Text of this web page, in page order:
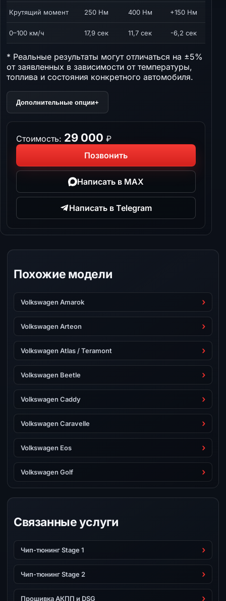
Крутящий момент 250 Нм 400 Нм +150 Нм
0–100 км/ч 17,9 сек 11,7 сек -6,2 сек
* Реальные результаты могут отличаться на ±5%
от заявленных в зависимости от температуры,
топлива и состояния конкретного автомобиля.
Дополнительные опции+
Стоимость: 29 000 ₽
Позвонить
Написать в MAX
Написать в Telegram
Похожие модели
Volkswagen Amarok
Volkswagen Arteon
Volkswagen Atlas / Teramont
Volkswagen Beetle
Volkswagen Caddy
Volkswagen Caravelle
Volkswagen Eos
Volkswagen Golf
Связанные услуги
Чип-тюнинг Stage 1
Чип-тюнинг Stage 2
Прошивка АКПП и DSG